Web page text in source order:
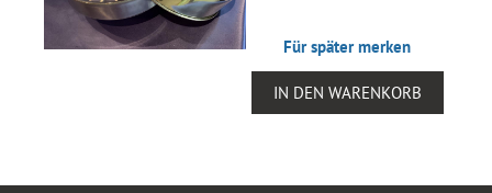
Für später merken
IN DEN WARENKORB